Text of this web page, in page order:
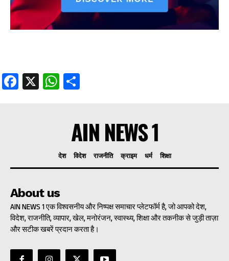
Facebook
X WhatsApp
AIN NEWS 1
देश विदेश राजनीति क्राइम धर्म शिक्षा
About us
AIN NEWS 1 एक विश्वसनीय और निष्पक्ष समाचार प्लेटफॉर्म है, जो आपको देश,
विदेश, राजनीति, व्यापार, खेल, मनोरंजन, स्वास्थ्य, शिक्षा और तकनीक से जुड़ी ताज़ा
और सटीक खबरें प्रदान करता है।